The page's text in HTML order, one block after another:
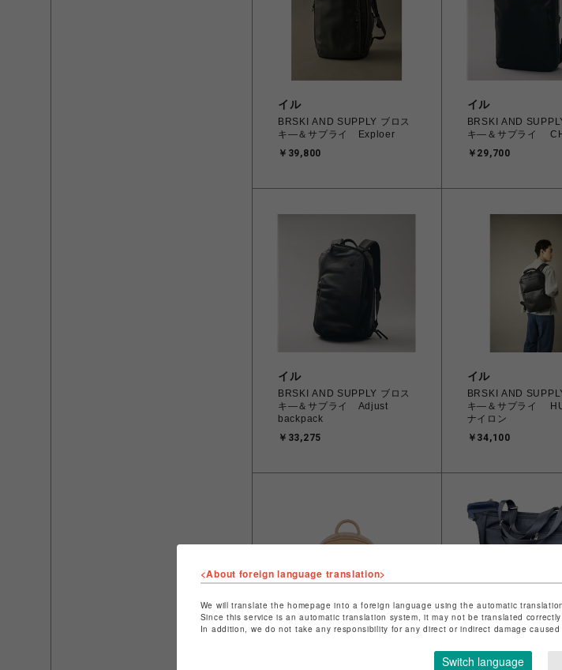
イル
BRSKI AND SUPPLY ブロス
キ―＆サプライ Exploer
￥39,800
イル
BRSKI AND
キ―＆サプライ
￥29,700
イル
BRSKI AND SUPPLY ブロス
キ―＆サプライ Adjust
backpack
￥33,275
イル
BRSKI AND
キ―＆サプライ
ナイロン
￥34,100
リュテス
<About foreign language translation>
We will translate the homepage into a foreign language using the automatic
Since this service is an automatic translation system, it may not be translated
In addition, we do not take any responsibility for any direct or indirect damage
Switch language